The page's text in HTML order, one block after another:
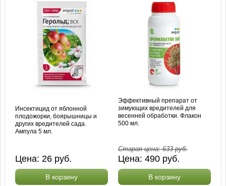
Инсектицид от яблонной
плодожорки, боярышницы и
других вредителей сада.
Ампула 5 мл.
Цена: 26 руб.
В корзину
Эффективный препарат от
зимующих вредителей для
весенней обработки. Флакон
500 мл.
Старая цена:633руб.
Цена: 490 руб.
В корзину